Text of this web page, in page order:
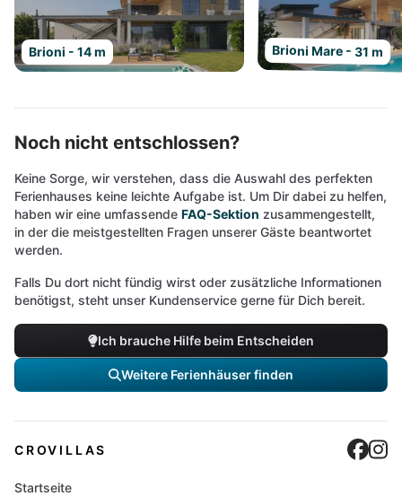
Brioni - 14 m Brioni Mare - 31 m
Noch nicht entschlossen?
Keine Sorge, wir verstehen, dass die Auswahl des perfekten
Ferienhauses keine leichte Aufgabe ist. Um Dir dabei zu helfen,
haben wir eine umfassende FAQ-Sektion zusammengestellt,
in der die meistgestellten Fragen unserer Gäste beantwortet
werden.
Falls Du dort nicht fündig wirst oder zusätzliche Informationen
benötigst, steht unser Kundenservice gerne für Dich bereit.
Ich brauche Hilfe beim Entscheiden
Weitere Ferienhäuser finden
CROVILLAS
Startseite